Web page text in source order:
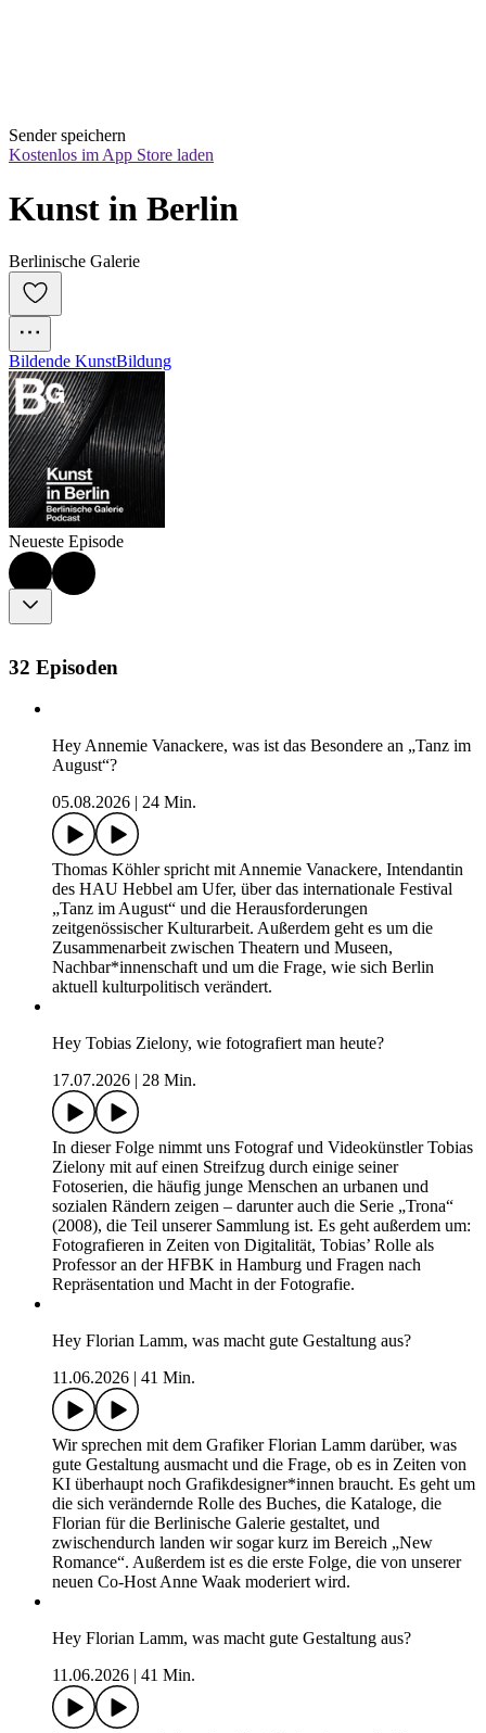
Sender speichern
Kostenlos im App Store laden
Kunst in Berlin
Berlinische Galerie
Bildende KunstBildung
Neueste Episode
32 Episoden
Hey Annemie Vanackere, was ist das Besondere an „Tanz im
August“?
05.08.2026
24 Min.
Thomas Köhler spricht mit Annemie Vanackere, Intendantin
des HAU Hebbel am Ufer, über das internationale Festival
„Tanz im August“ und die Herausforderungen
zeitgenössischer Kulturarbeit. Außerdem geht es um die
Zusammenarbeit zwischen Theatern und Museen,
Nachbar*innenschaft und um die Frage, wie sich Berlin
aktuell kulturpolitisch verändert.
Hey Tobias Zielony, wie fotografiert man heute?
17.07.2026
28 Min.
In dieser Folge nimmt uns Fotograf und Videokünstler Tobias
Zielony mit auf einen Streifzug durch einige seiner
Fotoserien, die häufig junge Menschen an urbanen und
sozialen Rändern zeigen – darunter auch die Serie „Trona“
(2008), die Teil unserer Sammlung ist. Es geht außerdem um:
Fotografieren in Zeiten von Digitalität, Tobias’ Rolle als
Professor an der HFBK in Hamburg und Fragen nach
Repräsentation und Macht in der Fotografie.
Hey Florian Lamm, was macht gute Gestaltung aus?
11.06.2026
41 Min.
Wir sprechen mit dem Grafiker Florian Lamm darüber, was
gute Gestaltung ausmacht und die Frage, ob es in Zeiten von
KI überhaupt noch Grafikdesigner*innen braucht. Es geht um
die sich verändernde Rolle des Buches, die Kataloge, die
Florian für die Berlinische Galerie gestaltet, und
zwischendurch landen wir sogar kurz im Bereich „New
Romance“. Außerdem ist es die erste Folge, die von unserer
neuen Co-Host Anne Waak moderiert wird.
Hey Florian Lamm, was macht gute Gestaltung aus?
11.06.2026
41 Min.